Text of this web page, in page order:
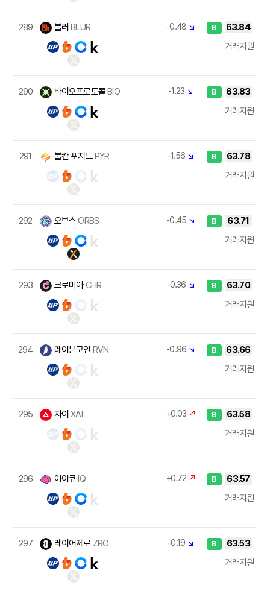
289 블러BLUR -0.48 ↘ B
63.84
거래지원
290 바이오프로토콜BIO -1.23 ↘ B
63.83
거래지원
291 불칸 포지드PYR -1.56 ↘ B
63.78
거래지원
292 오브스ORBS -0.45 ↘ B
63.71
거래지원
293 크로미아CHR -0.36 ↘ B
63.70
거래지원
294 레이븐코인 RVN -0.96 ↘ B
63.66
거래지원
295 자이XAI +0.03 ↗ B
63.58
거래지원
296 아이큐IQ +0.72 ↗ B
63.57
거래지원
297 레이어제로 ZRO -0.19 ↘ B
63.53
거래지원